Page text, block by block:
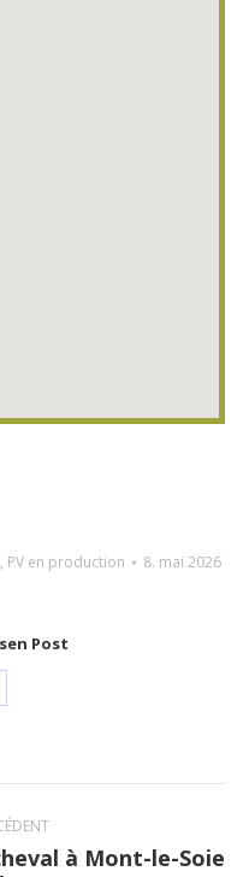
, PV en production 8. mai 2026
Post
à Mont-le-Soie